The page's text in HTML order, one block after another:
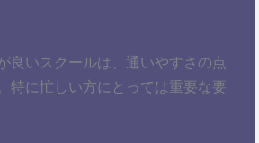
良いスクールは、通いやすさの点
特に忙しい方にとっては重要な要